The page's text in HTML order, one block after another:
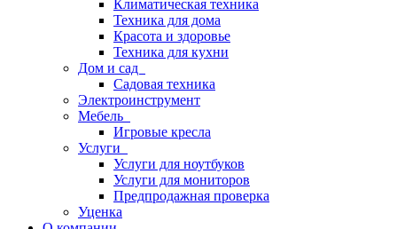
Климатическая техника
Техника для дома
Красота и здоровье
Техника для кухни
Дом и сад
Садовая техника
Электроинструмент
Мебель
Игровые кресла
Услуги
Услуги для ноутбуков
Услуги для мониторов
Предпродажная проверка
Уценка